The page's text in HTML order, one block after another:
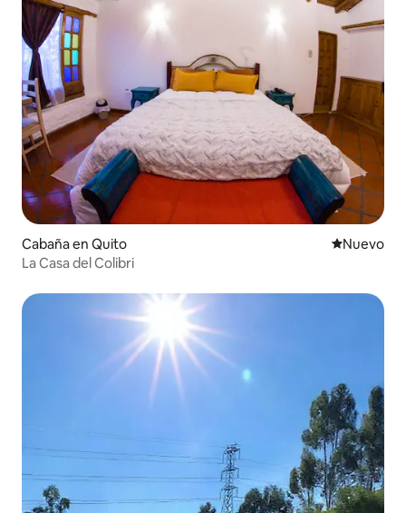
Cabaña en Quito Nuevo
Nuevo
La Casa del Colibri